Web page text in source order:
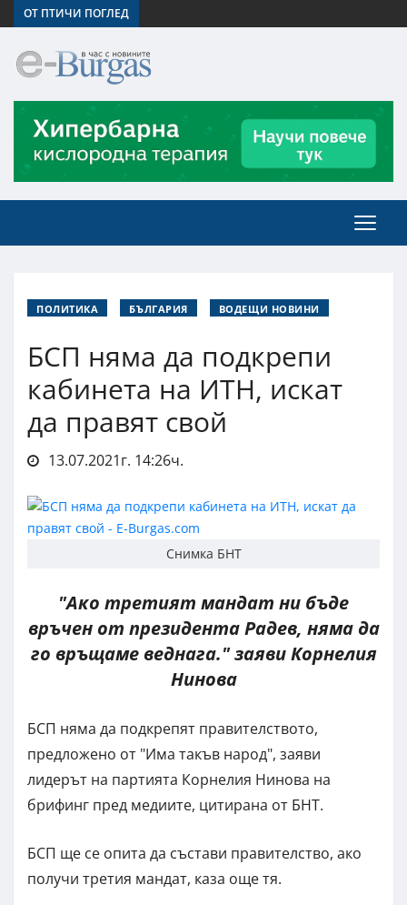
ОТ ПТИЧИ ПОГЛЕД
ПОЛИТИКА БЪЛГАРИЯ ВОДЕЩИ НОВИНИ
БСП няма да подкрепи
кабинета на ИТН, искат
да правят свой
13.07.2021г. 14:26ч.
Снимка БНТ
"Ако третият мандат ни бъде
връчен от президента Радев, няма да
го връщаме веднага." заяви Корнелия
Нинова
БСП няма да подкрепят правителството,
предложено от "Има такъв народ", заяви
лидерът на партията Корнелия Нинова на
брифинг пред медиите, цитирана от БНТ.
БСП ще се опита да състави правителство, ако
получи третия мандат, каза още тя.